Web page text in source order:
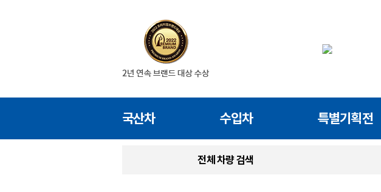
국산차 수입차 특별기획전
전체 차량 검색